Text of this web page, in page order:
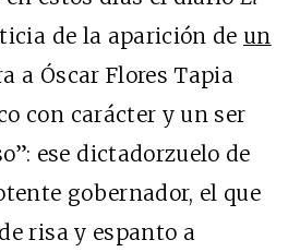
de la aparición de un
a Óscar Flores Tapia
con carácter y un ser
ese dictadorzuelo de
gobernador, el que
risa y espanto a